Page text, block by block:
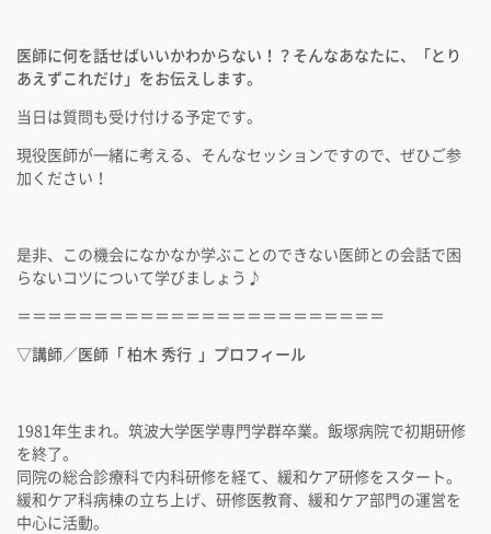
医師に何を話せばいいかわからない！？そんなあなたに、「とり
あえずこれだけ」をお伝えします。
当日は質問も受け付ける予定です。
現役医師が一緒に考える、そんなセッションですので、ぜひご参
加ください！
是非、この機会になかなか学ぶことのできない医師との会話で困
らないコツについて学びましょう♪
＝＝＝＝＝＝＝＝＝＝＝＝＝＝＝＝＝＝＝＝＝＝＝＝
▽講師／医師 「 柏木 秀行 」プロフィール
1981年生まれ。筑波大学医学専門学群卒業。飯塚病院で初期研修
を終了。
同院の総合診療科で内科研修を経て、緩和ケア研修をスタート。
緩和ケア科病棟の立ち上げ、研修医教育、緩和ケア部門の運営を
中心に活動。